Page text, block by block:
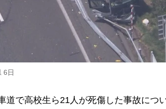
6日
で高校生ら21人が死傷した事故につ